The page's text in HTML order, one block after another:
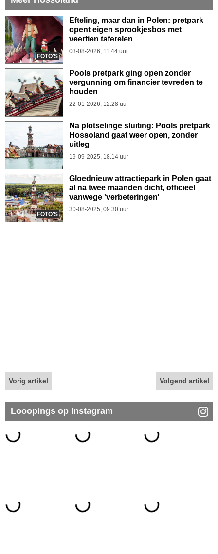
FOTO'S
Efteling, maar dan in Polen: pretpark
opent eigen sprookjesbos met
veertien taferelen
03-08-2026, 11.44 uur
Pools pretpark ging open zonder
vergunning om financier tevreden te
houden
22-01-2026, 12.28 uur
Na plotselinge sluiting: Pools pretpark
Hossoland gaat weer open, zonder
uitleg
19-09-2025, 18.14 uur
FOTO'S
Gloednieuw attractiepark in Polen gaat
al na twee maanden dicht, officieel
vanwege 'verbeteringen'
30-08-2025, 09.30 uur
Vorig artikel Volgend artikel
Looopings op Instagram